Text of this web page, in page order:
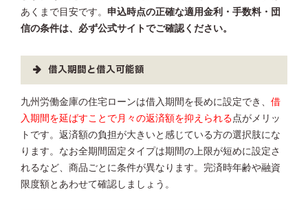
あくまで目安です。 申込時点の正確な適用金利・手数料・団
信の条件は、必ず公式サイトでご確認ください。
借入期間と借入可能額
九州労働金庫の住宅ローンは借入期間を長めに設定でき、 借
入期間を延ばすことで月々の返済額を抑えられる 点がメリッ
トです。返済額の負担が大きいと感じている方の選択肢にな
ります。なお全期間固定タイプは期間の上限が短めに設定さ
れるなど、商品ごとに条件が異なります。完済時年齢や融資
限度額とあわせて確認しましょう。